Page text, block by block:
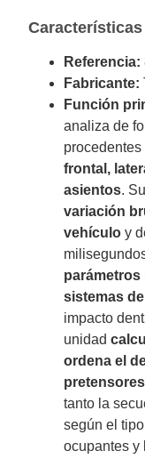
Características
Referencia:
Fabricante:
Función
analiza de
frontal,
asientos.
variación
vehículo y
parámetros
sistemas
impacto
unidad
ordena el
tanto la
según el
ocupantes y